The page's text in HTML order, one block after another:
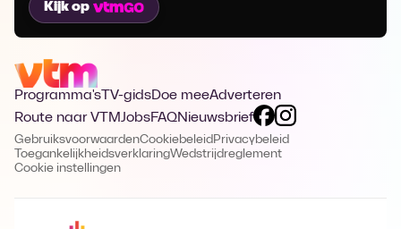
Kijk op
Programma's TV-gidsDoe meeAdverteren
Route naar VTMJobsFAQNieuwsbrief
GebruiksvoorwaardenCookiebeleid Privacybeleid
ToegankelijkheidsverklaringWedstrijdreglement
Cookie instellingen